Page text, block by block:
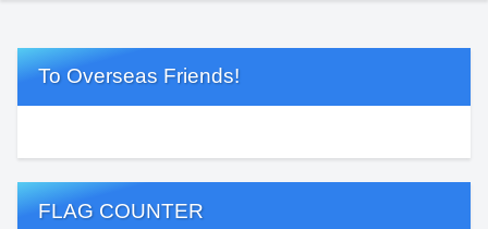
To Overseas Friends!
FLAG COUNTER